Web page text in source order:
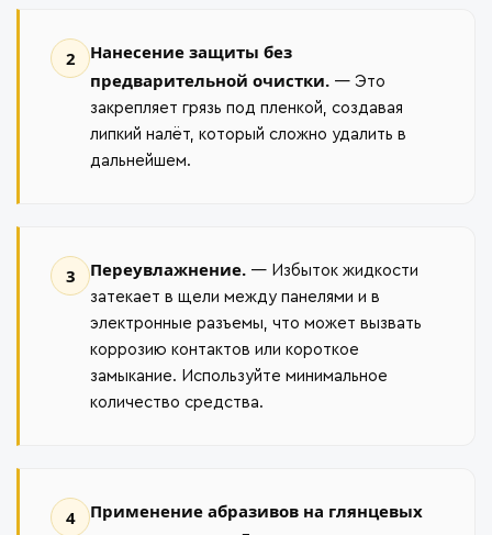
2
Нанесение защиты без
предварительной очистки. — Это
закрепляет грязь под пленкой, создавая
липкий налёт, который сложно удалить в
дальнейшем.
3 Переувлажнение. — Избыток жидкости
затекает в щели между панелями и в
электронные разъемы, что может вызвать
коррозию контактов или короткое
замыкание. Используйте минимальное
количество средства.
4
Применение абразивов на глянцевых